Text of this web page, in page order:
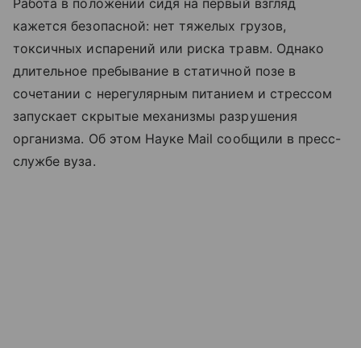
Работа в положении сидя на первый взгляд
кажется безопасной: нет тяжелых грузов,
токсичных испарений или риска травм. Однако
длительное пребывание в статичной позе в
сочетании с нерегулярным питанием и стрессом
запускает скрытые механизмы разрушения
организма. Об этом Науке Mail сообщили в пресс-
службе вуза.